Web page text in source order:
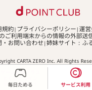
規約 プライバシーポリシー 運
ご利用端末からの情報の外部送
お問い合わせ 姉妹サイト：ふ
CARTA ZERO Inc. All Rights
毎日ためる
ゲーム広場プラス
とくとくコイン
タイム開催中！
サービス利用